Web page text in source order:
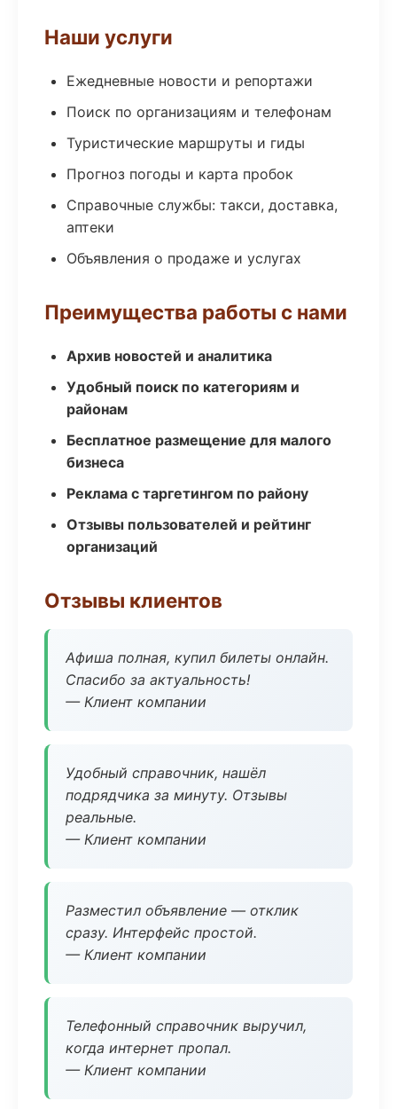
Наши услуги
Ежедневные новости и репортажи
Поиск по организациям и телефонам
Туристические маршруты и гиды
Прогноз погоды и карта пробок
Справочные службы: такси, доставка,
аптеки
Объявления о продаже и услугах
Преимущества работы с нами
Архив новостей и аналитика
Удобный поиск по категориям и
районам
Бесплатное размещение для малого
бизнеса
Реклама с таргетингом по району
Отзывы пользователей и рейтинг
организаций
Отзывы клиентов
Афиша полная, купил билеты онлайн.
Спасибо за актуальность!
— Клиент компании
Удобный справочник, нашёл
подрядчика за минуту. Отзывы
реальные.
— Клиент компании
Разместил объявление — отклик
сразу. Интерфейс простой.
— Клиент компании
Телефонный справочник выручил,
когда интернет пропал.
— Клиент компании